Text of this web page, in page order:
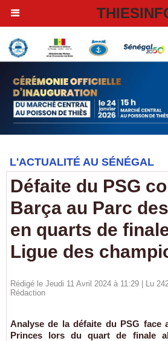
L'ACTUALITÉ AU SÉNÉGAL
Défaite du PSG
Barça au Parc
en quarts de
Ligue des
Rédigé le Jeudi 11 Avril 2024 à 11:29 | Lu
Rédaction
Analyse de la défaite du PSG face
Princes lors du quart de finale